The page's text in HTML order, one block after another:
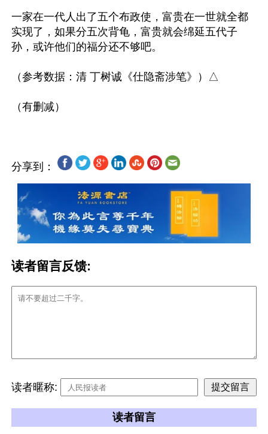
一家在一代人出了五个布政使，富贵在一世就全都
实现了，如果分五次背龟，富贵就会绵延五代子
孙，或许他们的福分还不够吧。
（参考数据：清 丁树诚《仕隐斋涉笔》）△
分享到：
读者留言反馈:
读者暱称:
读者留言